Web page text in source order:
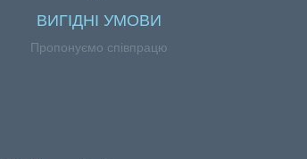
ВИГІДНІ УМОВИ
Пропонуємо співпрацю